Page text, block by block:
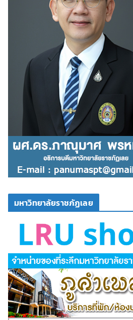
มหาวิทยาลัยราชภัฏเลย